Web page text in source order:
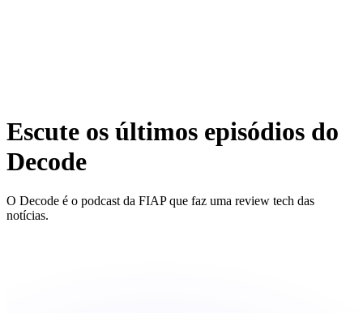
Escute os últimos episódios do
Decode
O Decode é o podcast da FIAP que faz uma review tech das
notícias.